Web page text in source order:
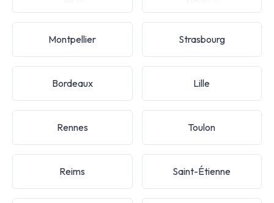
Montpellier Strasbourg
Bordeaux Lille
Rennes Toulon
Reims Saint-Étienne